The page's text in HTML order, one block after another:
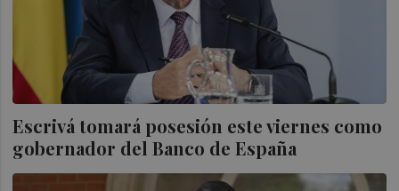
Escrivá tomará posesión este viernes como
gobernador del Banco de España